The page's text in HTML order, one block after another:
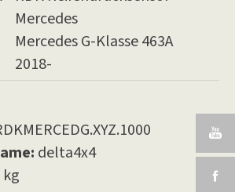
Mercedes
Mercedes G-Klasse 463A
2018-
delta4x4
kg